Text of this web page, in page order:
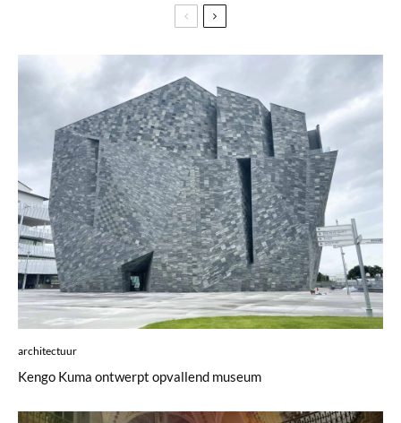
architectuur
Kengo Kuma ontwerpt opvallend museum